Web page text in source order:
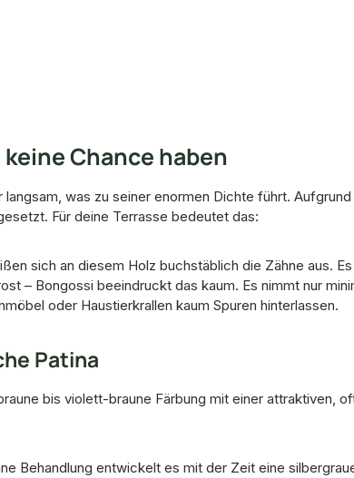
Chance haben
was zu seiner enormen Dichte führt.
Für deine Terrasse bedeutet das:
sich an diesem Holz buchstäblich die Zähne aus.
– Bongossi beeindruckt das kaum. Es nimmt nur
oder Haustierkrallen kaum Spuren hinterlassen.
Patina
bis violett-braune Färbung mit einer attraktiven,
Behandlung entwickelt es mit der Zeit eine